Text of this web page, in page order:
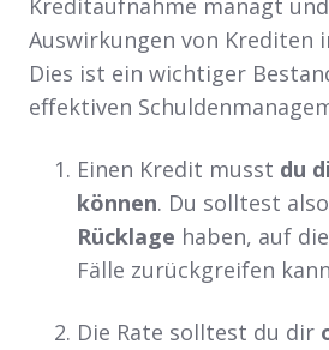
Kreditaufnahme managt
Auswirkungen von Krediten
Dies ist ein wichtiger
effektiven
Einen Kredit musst du
können. Du solltest
Rücklage haben, auf
Fälle zurückgreifen
Die Rate solltest du dir